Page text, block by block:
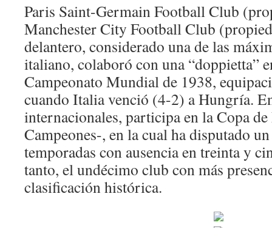
Paris Saint-Germain Football Club
Manchester City Football Club
delantero, considerado una de las
italiano, colaboró con una “doppietta”
Campeonato Mundial de 1938,
cuando Italia venció (4-2) a Hungría.
internacionales, participa en la Copa
Campeones-, en la cual ha disputado
temporadas con ausencia en treinta y
tanto, el undécimo club con más
clasificación histórica.